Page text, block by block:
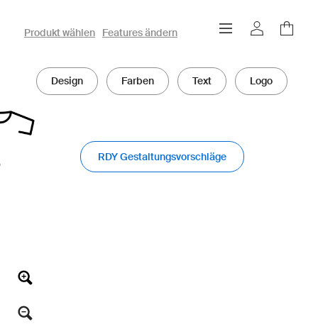
owayo 3D-Konfigurator
Produkt wählen Features ändern
Design Farben Text Logo
RDY Gestaltungsvorschläge